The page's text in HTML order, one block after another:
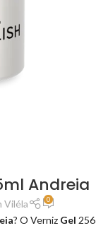
Andreia
Viléla 0
? O Verniz Gel 256